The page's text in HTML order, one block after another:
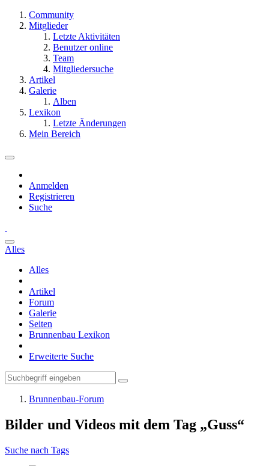
Community
Mitglieder
Letzte Aktivitäten
Benutzer online
Team
Mitgliedersuche
Artikel
Galerie
Alben
Lexikon
Letzte Änderungen
Mein Bereich
Anmelden
Registrieren
Suche
Alles
Alles
Artikel
Forum
Galerie
Seiten
Brunnenbau Lexikon
Erweiterte Suche
Brunnenbau-Forum
Bilder und Videos mit dem Tag „Guss“
Suche nach Tags